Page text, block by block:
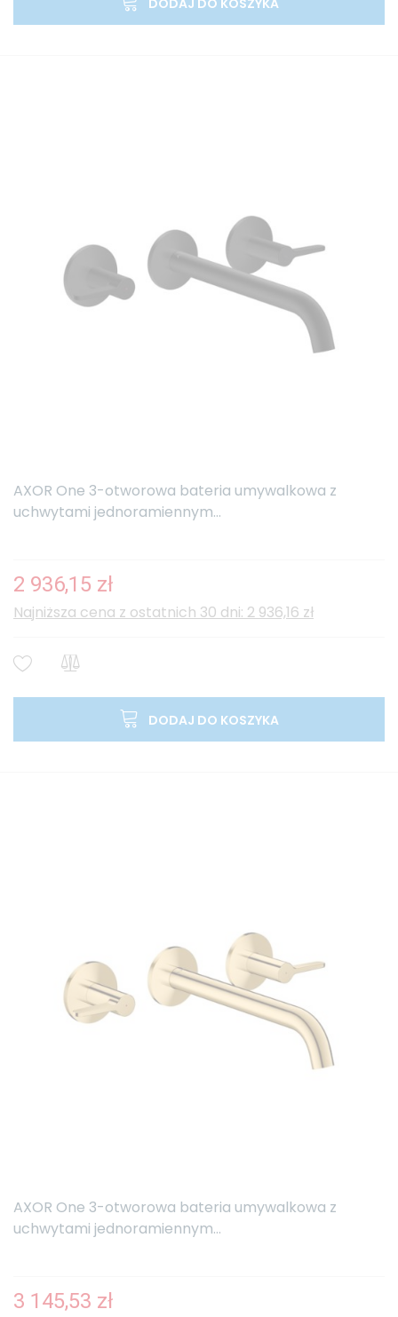
DODAJ DO KOSZYKA
AXOR One 3-otworowa bateria umywalkowa z
uchwytami jednoramiennym...
2 936,15 zł
Najniższa cena z ostatnich 30 dni: 2 936,16 zł
DODAJ DO KOSZYKA
AXOR One 3-otworowa bateria umywalkowa z
uchwytami jednoramiennym...
3 145,53 zł